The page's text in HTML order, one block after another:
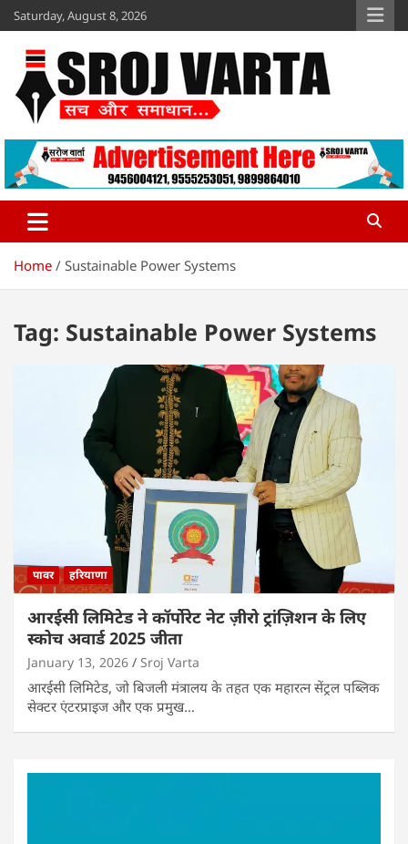
Skip
to
content
Saturday, August 8, 2026
Sroj Varta
www.srojvarta.in
Home Sustainable Power Systems
Tag: Sustainable Power Systems
पावर हरियाणा
आरईसी लिमिटेड ने कॉर्पोरेट नेट ज़ीरो ट्रांज़िशन के लिए
स्कोच अवार्ड 2025 जीता
January 13, 2026 Sroj Varta
आरईसी लिमिटेड, जो बिजली मंत्रालय के तहत एक महारत्न सेंट्रल पब्लिक
सेक्टर एंटरप्राइज और एक प्रमुख…